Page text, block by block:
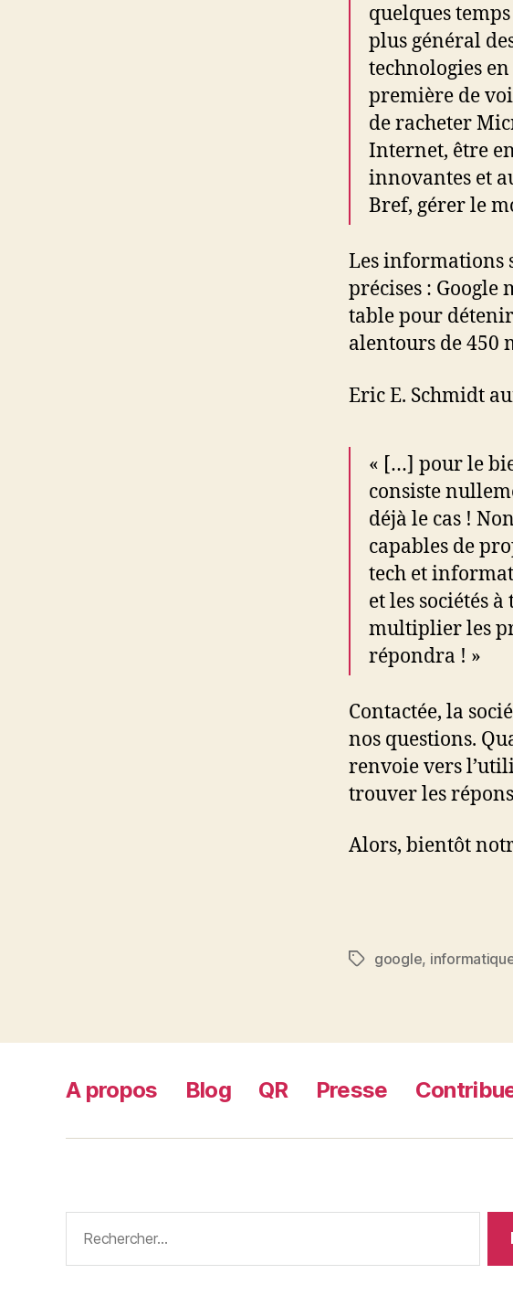
quelques
plus général
technologies
première de
de racheter
Internet, être
innovantes et
Bref, gérer le
Les informations
précises :
table pour
alentours de 450
Eric E. Schmidt
« […] pour le
consiste
déjà le cas !
capables de
tech et
et les sociétés
multiplier les
répondra ! »
Contactée, la
nos questions.
renvoie vers
trouver les
Alors, bientôt
Étiquettes
google,
A propos Blog QR Presse